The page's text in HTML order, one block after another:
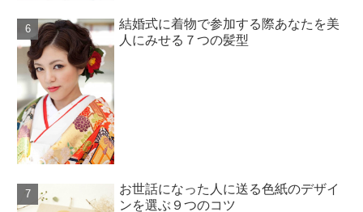
結婚式に着物で参加する際あなたを美
人にみせる７つの髪型
お世話になった人に送る色紙のデザイ
ンを選ぶ９つのコツ